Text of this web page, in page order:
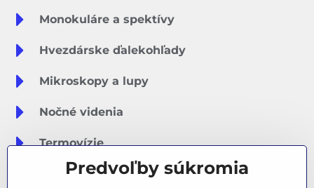
Monokuláre a spektívy
Hvezdárske ďalekohľady
Mikroskopy a lupy
Nočné videnia
Termovízie
Meteostanice
Predvoľby súkromia